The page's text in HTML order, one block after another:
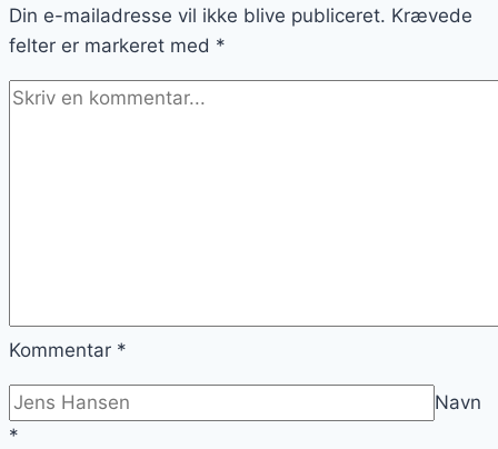
Din e-mailadresse vil ikke blive publiceret. Krævede
felter er markeret med *
Kommentar *
Navn
*